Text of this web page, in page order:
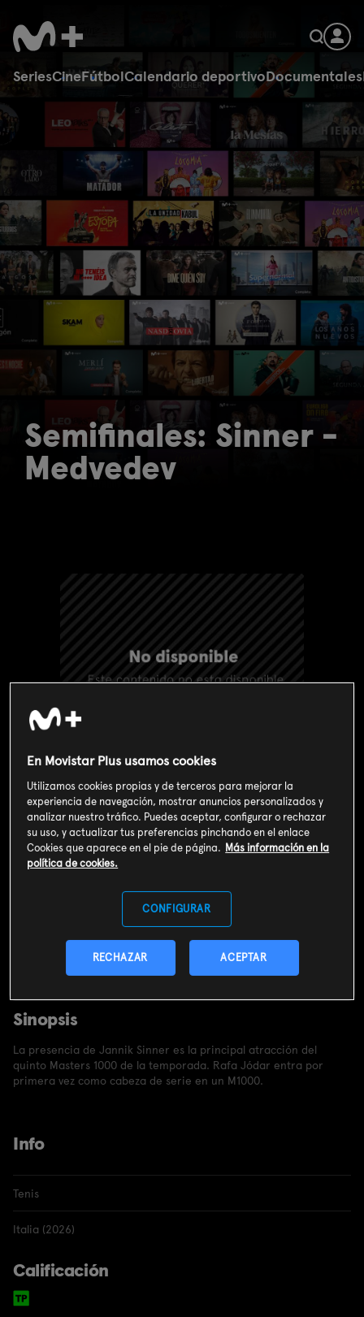
SeriesCineFútbolCalendario deportivoDocumentales
Semifinales: Sinner -
Medvedev
Valoración de usuarios
Sinopsis
La presencia de Jannik Sinner es la principal atracción del
quinto Masters 1000 de la temporada. Rafa Jódar entra por
primera vez como cabeza de serie en un M1000.
Info
Tenis
Italia (2026)
Calificación
En Movistar Plus usamos cookies
Utilizamos cookies propias y de terceros para mejorar la
experiencia de navegación, mostrar anuncios personalizados y
analizar nuestro tráfico. Puedes aceptar, configurar o rechazar
su uso, y actualizar tus preferencias pinchando en el enlace
Cookies que aparece en el pie de página. Más información en la
política de cookies.
CONFIGURAR
RECHAZAR ACEPTAR